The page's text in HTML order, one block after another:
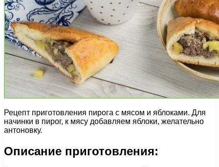
Рецепт приготовления пирога с мясом и яблоками. Для
начинки в пирог, к мясу добавляем яблоки, желательно
антоновку.
Описание приготовления: